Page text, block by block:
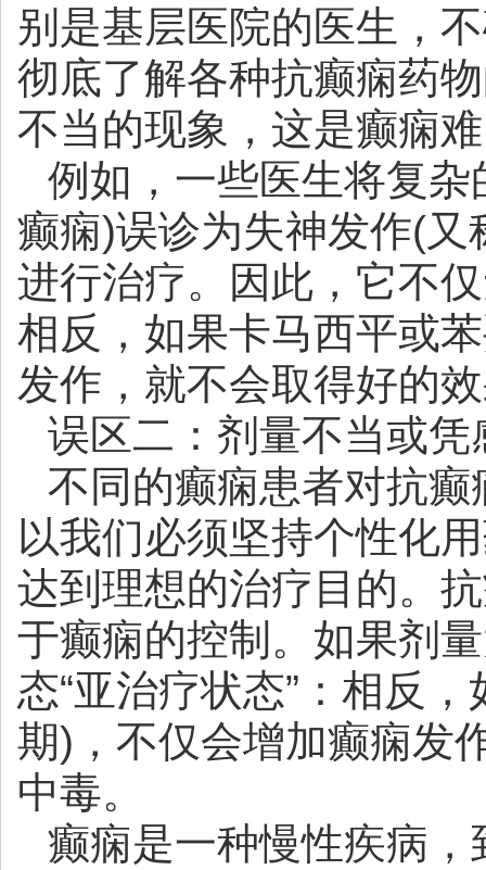
别是基层医院的医生，
彻底了解各种抗癫痫药
不当的现象，这是癫痫
例如，一些医生将复
癫痫)误诊为失神发作(
进行治疗。因此，它不
相反，如果卡马西平或
发作，就不会取得好的
误区二：剂量不当或凭
不同的癫痫患者对抗
以我们必须坚持个性化
达到理想的治疗目的。
于癫痫的控制。如果剂
态“亚治疗状态”：相反
期)，不仅会增加癫痫发
中毒。
癫痫是一种慢性疾病